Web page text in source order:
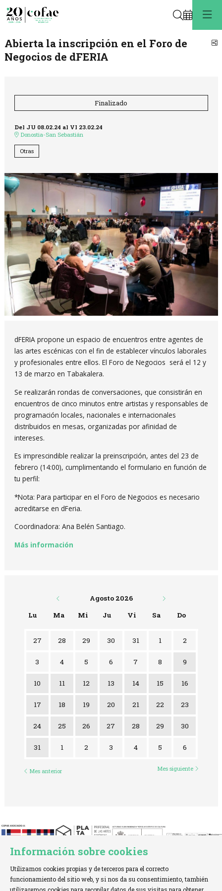
Buscar
Abierta la inscripción en el Foro de
Negocios de dFERIA
Finalizado
Del JU 08.02.24 al VI 23.02.24
Donostia-San Sebastián
Otras
dFERIA propone un espacio de encuentros entre agentes de
las artes escénicas con el fin de establecer vínculos laborales
y profesionales entre ellos. El Foro de Negocios será el 12 y
13 de marzo en Tabakalera.
Se realizarán rondas de conversaciones, que consistirán en
encuentros de cinco minutos entre artistas y responsables de
programación locales, nacionales e internacionales
distribuidos en mesas, organizadas por afinidad de
intereses.
Es imprescindible realizar la preinscripción, antes del 23 de
febrero (14:00), cumplimentando el formulario en función de
tu perfil:
*Nota: Para participar en el Foro de Negocios es necesario
acreditarse en dFeria.
Coordinadora: Ana Belén Santiago.
Más información
Agosto 2026
Lu
Ma Mi Ju Vi Sa Do
27 28 29 30 31 1 2
3 4 5 6 7 8 9
10 11 12 13 14 15 16
17 18 19 20 21 22 23
24 25 26 27 28 29 30
31 1 2 3 4 5 6
Mes anterior Mes siguiente
Información sobre cookies
Utilizamos cookies propias y de terceros para el correcto
funcionamiento del sitio web, y si nos da su consentimiento, también